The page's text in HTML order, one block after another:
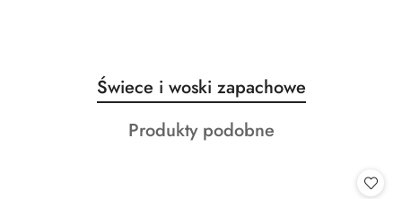
Pomiń karuzelę produktów
Produkty
o
statusie:
Świece i woski zapachowe
Produkty
Produkty podobne